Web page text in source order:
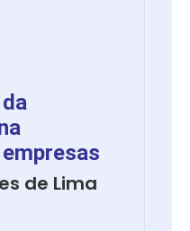
de Lima